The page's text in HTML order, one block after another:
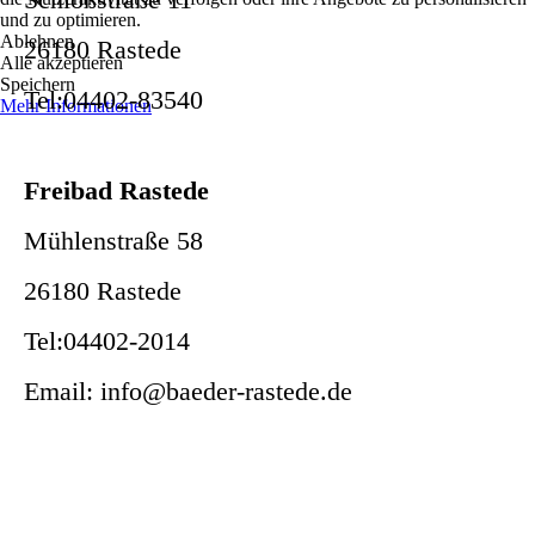
26180 Rastede
Tel:04402-83540
Freibad Rastede
Mühlenstraße 58
26180 Rastede
Tel:04402-2014
Email: info@baeder-rastede.de
und zu optimieren.
Ablehnen
Alle akzeptieren
Speichern
Mehr Informationen